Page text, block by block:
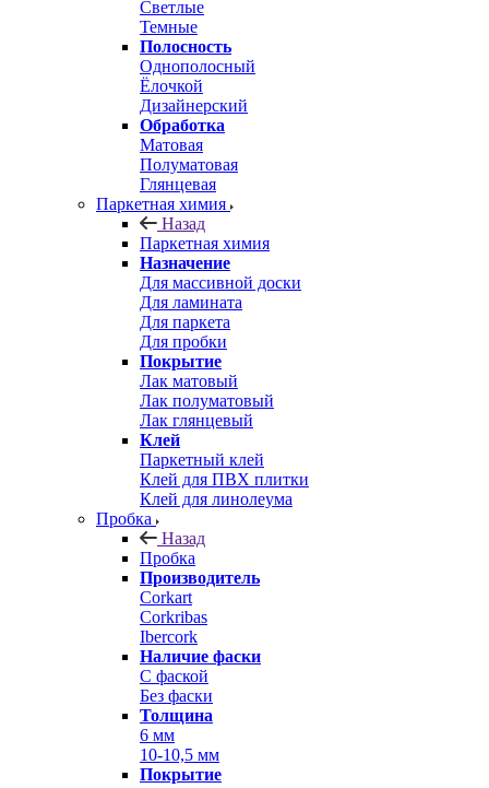
Светлые
Темные
Полосность
Однополосный
Ёлочкой
Дизайнерский
Обработка
Матовая
Полуматовая
Глянцевая
Паркетная химия
Назад
Паркетная химия
Назначение
Для массивной доски
Для ламината
Для паркета
Для пробки
Покрытие
Лак матовый
Лак полуматовый
Лак глянцевый
Клей
Паркетный клей
Клей для ПВХ плитки
Клей для линолеума
Пробка
Назад
Пробка
Производитель
Corkart
Corkribas
Ibercork
Наличие фаски
С фаской
Без фаски
Толщина
6 мм
10-10,5 мм
Покрытие